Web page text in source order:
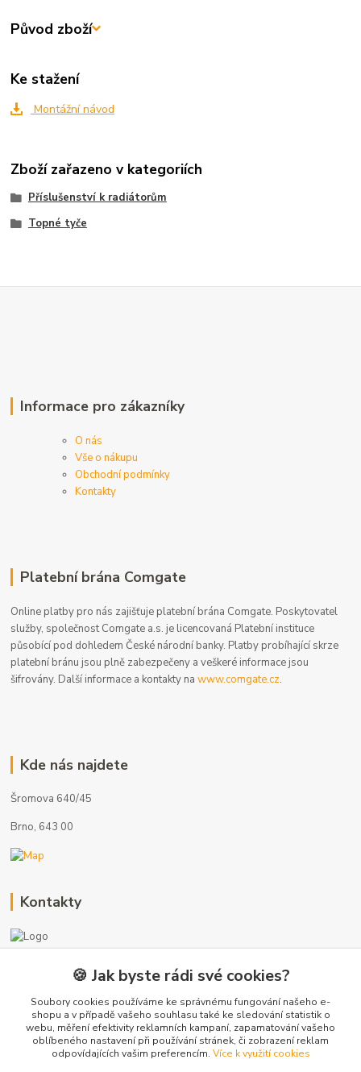
Původ zboží
Ke stažení
Montážní návod
Zboží zařazeno v kategoriích
Příslušenství k radiátorům
Topné tyče
Informace pro zákazníky
O nás
Vše o nákupu
Obchodní podmínky
Kontakty
Platební brána Comgate
Online platby pro nás zajišťuje platební brána Comgate. Poskytovatel
služby, společnost Comgate a.s. je licencovaná Platební instituce
působící pod dohledem České národní banky. Platby probíhající skrze
platební bránu jsou plně zabezpečeny a veškeré informace jsou
šifrovány. Další informace a kontakty nawww.comgate.cz.
Kde nás najdete
Šromova 640/45
Brno, 643 00
Kontakty
+420 775 872 753
info@radiatory-skladem.cz
🍪 Jak byste rádi své cookies?
Soubory cookies používáme ke správnému fungování našeho e-
shopu a v případě vašeho souhlasu také ke sledování statistik o
webu, měření efektivity reklamních kampaní, zapamatování vašeho
oblíbeného nastavení při používání stránek, či zobrazení reklam
odpovídajících vašim preferencím. Více k využití cookies